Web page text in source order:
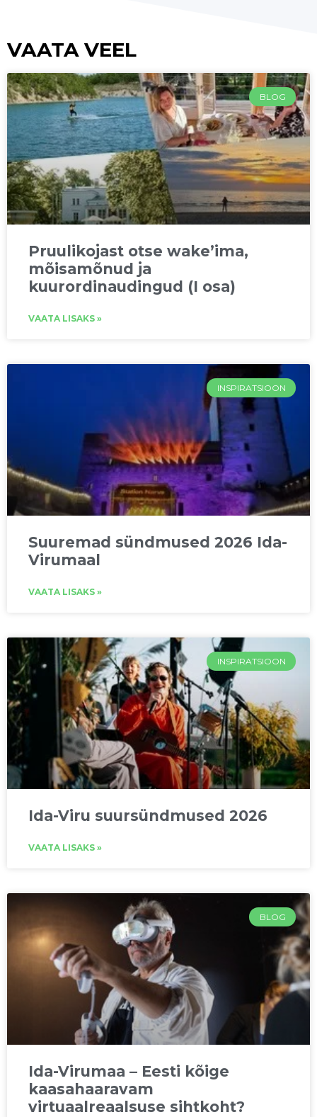
VAATA VEEL
BLOG
Pruulikojast otse wake’ima,
mõisamõnud ja
kuurordinaudingud (I osa)
VAATA LISAKS »
INSPIRATSIOON
Suuremad sündmused 2026 Ida-
Virumaal
VAATA LISAKS »
INSPIRATSIOON
Ida-Viru suursündmused 2026
VAATA LISAKS »
BLOG
Ida-Virumaa – Eesti kõige
kaasahaaravam
virtuaalreaalsuse sihtkoht?